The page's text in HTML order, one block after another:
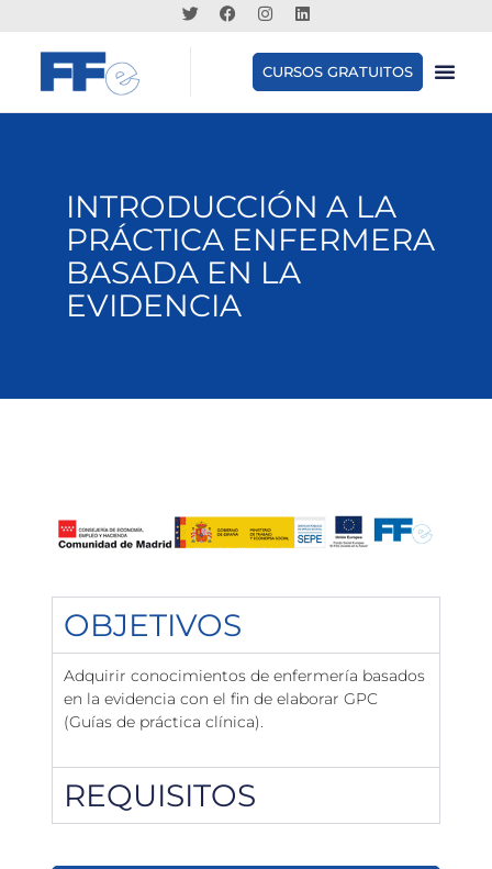
CURSOS GRATUITOS
INTRODUCCIÓN A LA
PRÁCTICA ENFERMERA
BASADA EN LA
EVIDENCIA
OBJETIVOS
Adquirir conocimientos de enfermería basados
en la evidencia con el fin de elaborar GPC
(Guías de práctica clínica).
REQUISITOS